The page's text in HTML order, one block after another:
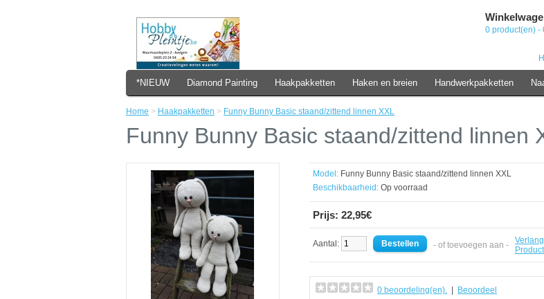
0 product(en) -
*NIEUW Diamond Painting Haakpakketten Haken en breien Handwerkpakketten
Home > Haakpakketten > Funny Bunny Basic staand/zittend linnen XXL
Funny Bunny Basic staand/zittend linnen
Model: Funny Bunny Basic staand/zittend linnen XXL
Beschikbaarheid: Op voorraad
Prijs: 22,95€
Aantal: - of toevoegen aan -
0 beoordeling(en). Beoordeel